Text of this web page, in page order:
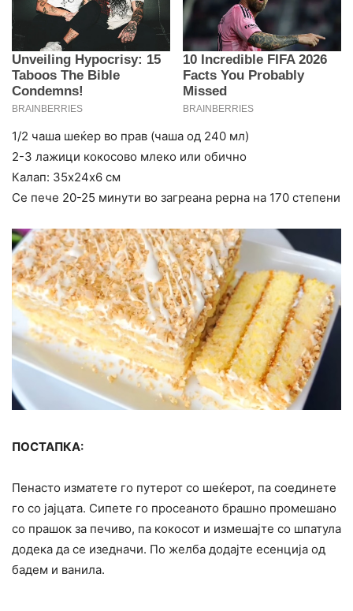
1/2 чаша шеќер во прав (чаша од 240 мл)
2-3 лажици кокосово млеко или обично
Калап: 35х24х6 см
Се пече 20-25 минути во загреана рерна на 170 степени
ПОСТАПКА:
Пенасто изматете го путерот со шеќерот, па соединете
го со јајцата. Сипете го просеаното брашно промешано
со прашок за печиво, па кокосот и измешајте со шпатула
додека да се изедначи. По желба додајте есенција од
бадем и ванила.